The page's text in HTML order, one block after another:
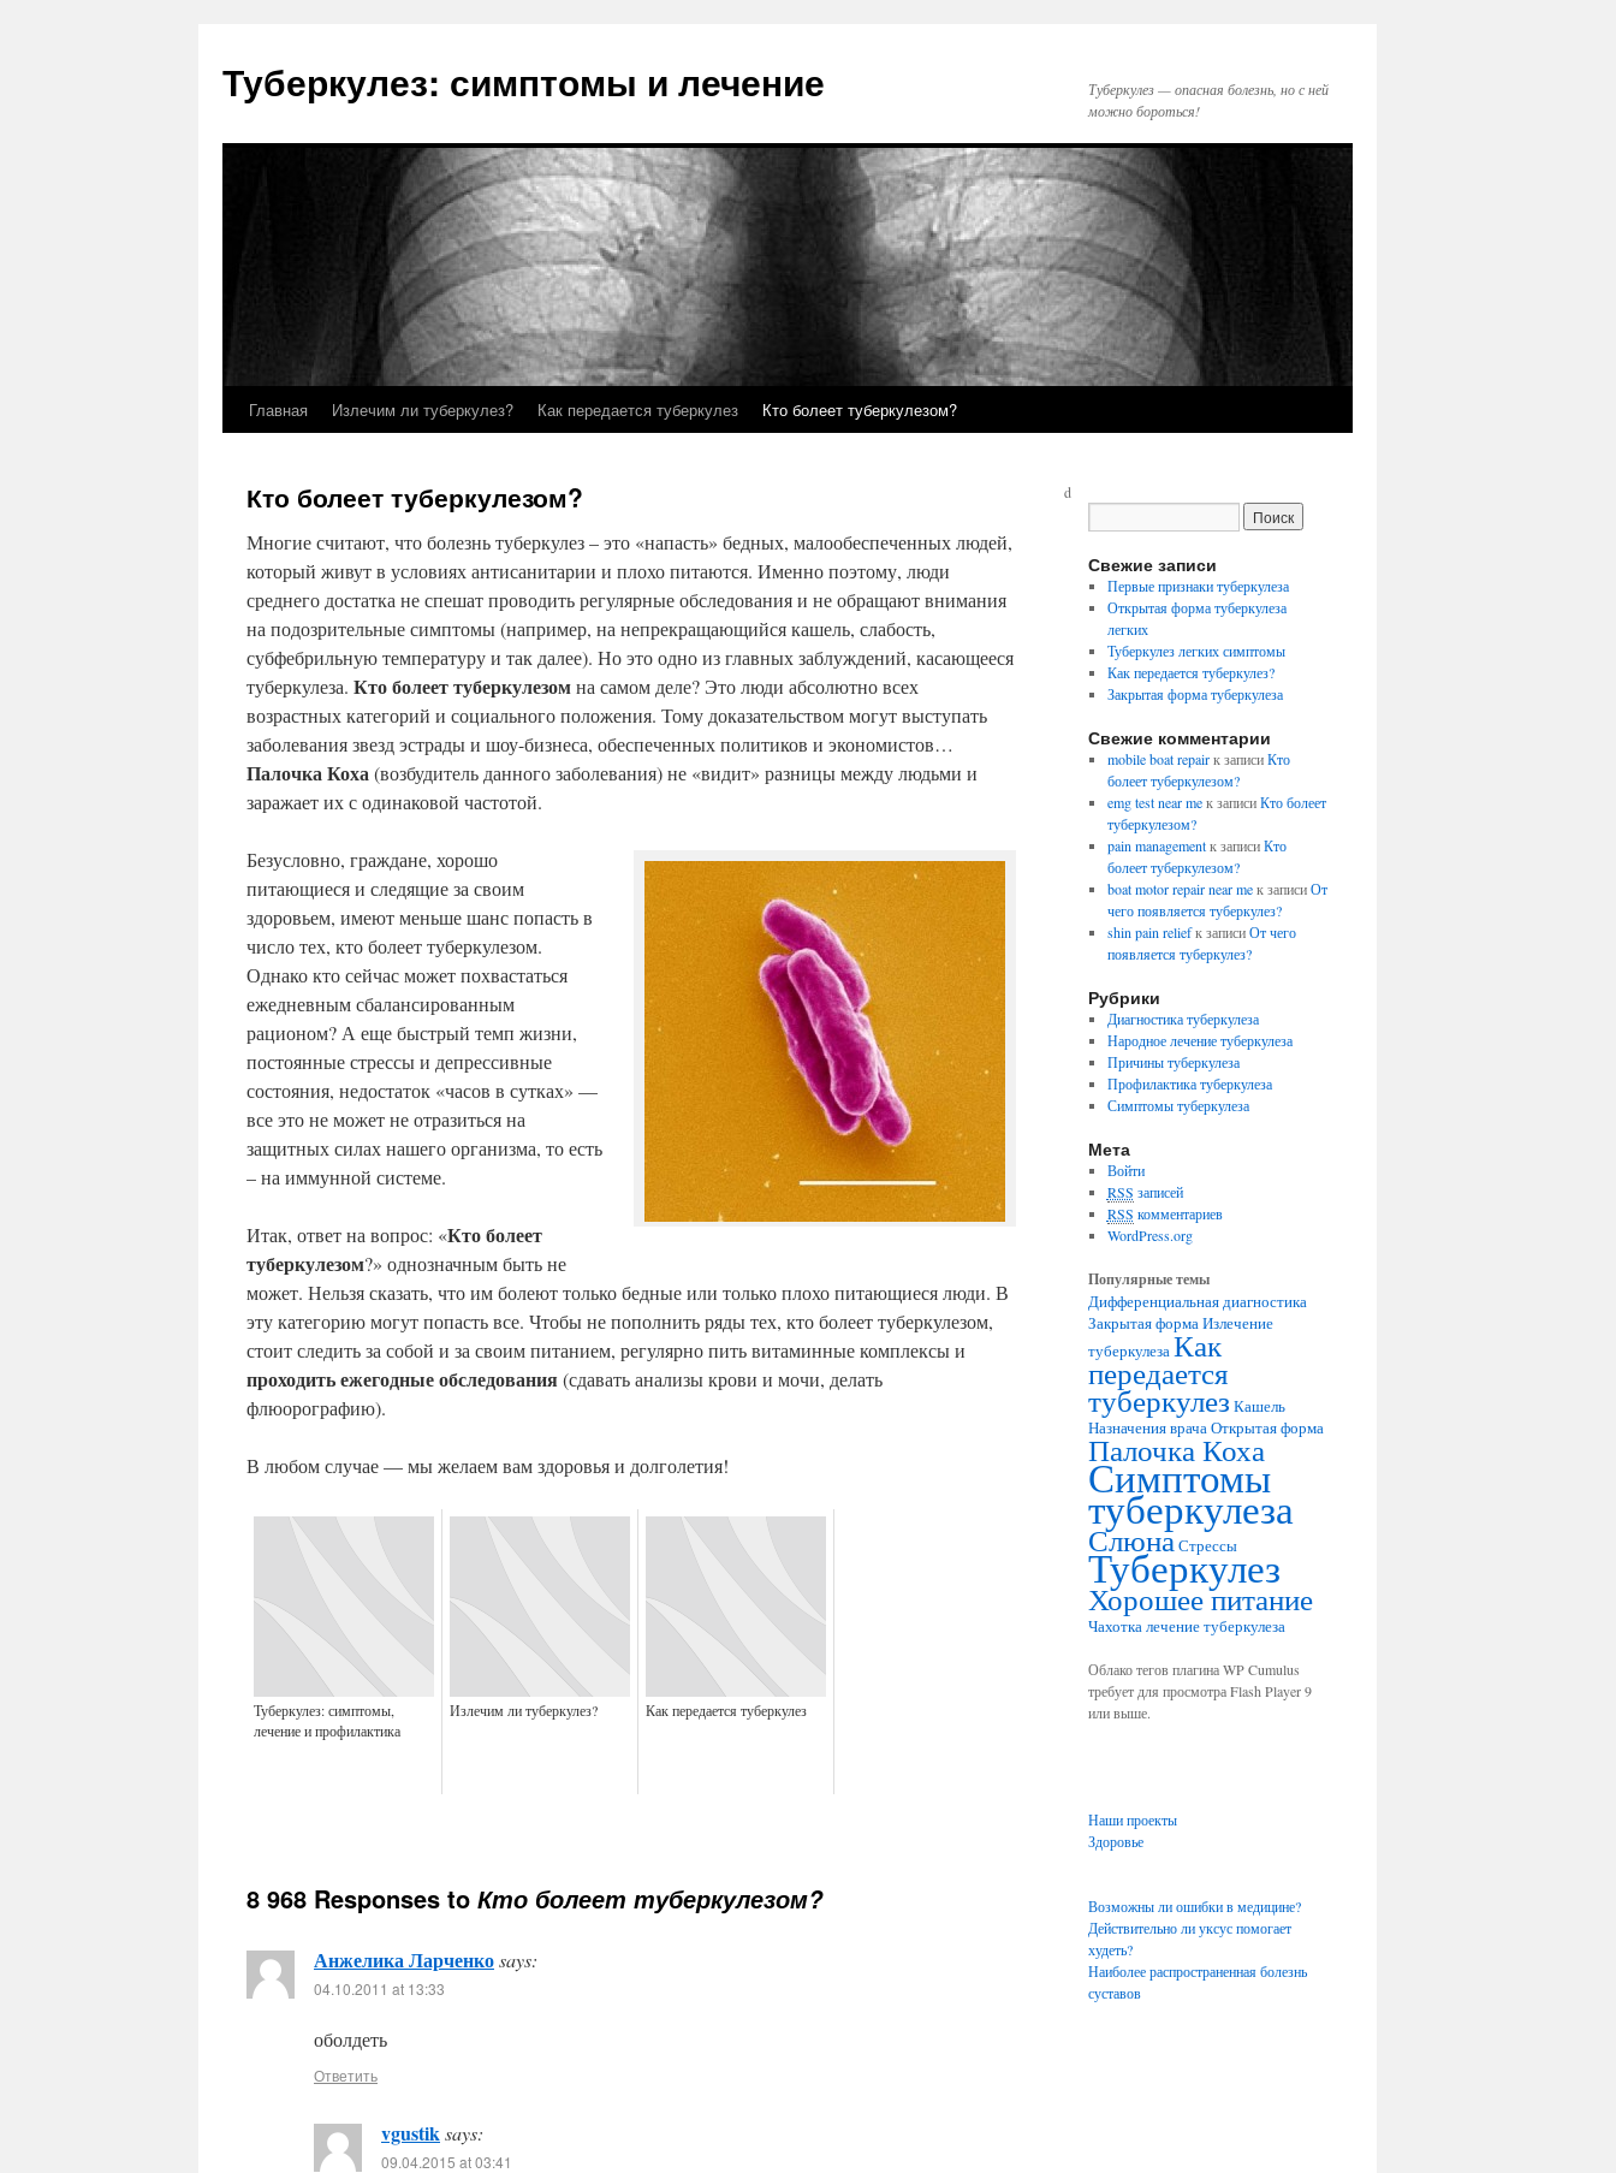
Туберкулез: симптомы и лечение
Туберкулез — опасная болезнь, но с ней
можно бороться!
Главная Излечим ли туберкулез? Как передается туберкулез Кто болеет туберкулезом?
Кто болеет туберкулезом?
Многие считают, что болезнь туберкулез – это «напасть» бедных, малообеспеченных людей,
который живут в условиях антисанитарии и плохо питаются. Именно поэтому, люди
среднего достатка не спешат проводить регулярные обследования и не обращают внимания
на подозрительные симптомы (например, на непрекращающийся кашель, слабость,
субфебрильную температуру и так далее). Но это одно из главных заблуждений, касающееся
туберкулеза. Кто болеет туберкулезомна самом деле? Это люди абсолютно всех
возрастных категорий и социального положения. Тому доказательством могут выступать
заболевания звезд эстрады и шоу-бизнеса, обеспеченных политиков и экономистов…
Палочка Коха(возбудитель данного заболевания) не «видит» разницы между людьми и
заражает их с одинаковой частотой.
Безусловно, граждане, хорошо
питающиеся и следящие за своим
здоровьем, имеют меньше шанс попасть в
число тех, кто болеет туберкулезом.
Однако кто сейчас может похвастаться
ежедневным сбалансированным
рационом? А еще быстрый темп жизни,
постоянные стрессы и депрессивные
состояния, недостаток «часов в сутках» —
все это не может не отразиться на
защитных силах нашего организма, то есть
– на иммунной системе.
Итак, ответ на вопрос: «Кто болеет
туберкулезом?» однозначным быть не
может. Нельзя сказать, что им болеют только бедные или только плохо питающиеся люди. В
эту категорию могут попасть все. Чтобы не пополнить ряды тех, кто болеет туберкулезом,
стоит следить за собой и за своим питанием, регулярно пить витаминные комплексы и
проходить ежегодные обследования(сдавать анализы крови и мочи, делать
флюорографию).
В любом случае — мы желаем вам здоровья и долголетия!
Туберкулез: симптомы,
лечение и профилактика
Излечим ли туберкулез? Как передается туберкулез
8 968 Responses to Кто болеет туберкулезом?
Анжелика Ларченкоsays:
04.10.2011 at 13:33
оболдеть
Ответить
vgustiksays:
09.04.2015 at 03:41
Свежие записи
Первые признаки туберкулеза
Открытая форма туберкулеза
легких
Туберкулез легких симптомы
Как передается туберкулез?
Закрытая форма туберкулеза
Свежие комментарии
mobile boat repairк записиКто
болеет туберкулезом?
emg test near meк записиКто болеет
туберкулезом?
pain managementк записиКто
болеет туберкулезом?
boat motor repair near meк записиОт
чего появляется туберкулез?
shin pain reliefк записиОт чего
появляется туберкулез?
Рубрики
Диагностика туберкулеза
Народное лечение туберкулеза
Причины туберкулеза
Профилактика туберкулеза
Симптомы туберкулеза
Мета
Войти
RSS записей
RSS комментариев
WordPress.org
Популярные темы
Дифференциальная диагностика
Закрытая формаИзлечение
туберкулезаКак
передается
туберкулез Кашель
Назначения врачаОткрытая форма
Палочка Коха
Симптомы
туберкулеза
СлюнаСтрессы
Туберкулез
Хорошее питание
Чахоткалечение туберкулеза
Облако тегов плагина WP Cumulus
требует для просмотра Flash Player 9
или выше.
Наши проекты
Здоровье
Возможны ли ошибки в медицине?
Действительно ли уксус помогает
худеть?
Наиболее распространенная болезнь
суставов
d